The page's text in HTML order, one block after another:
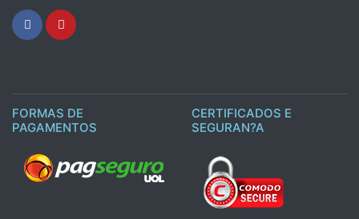
FORMAS DE
PAGAMENTOS
CERTIFICADOS E
SEGURAN?A